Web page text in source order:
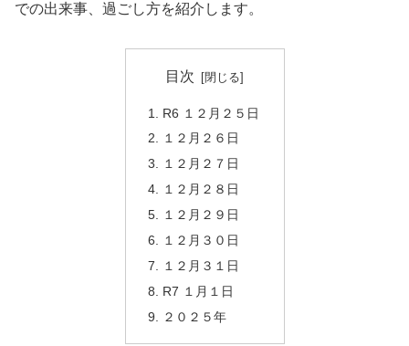
での出来事、過ごし方を紹介します。
目次
R6 １２月２５日
１２月２６日
１２月２７日
１２月２８日
１２月２９日
１２月３０日
１２月３１日
R7 １月１日
２０２５年